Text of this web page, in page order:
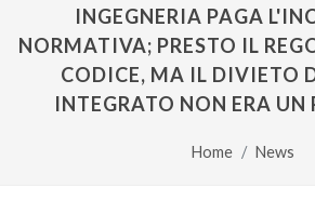
INGEGNERIA PAGA
NORMATIVA; PRESTO IL
CODICE, MA IL DIVIETO
INTEGRATO NON ERA UN
Home News